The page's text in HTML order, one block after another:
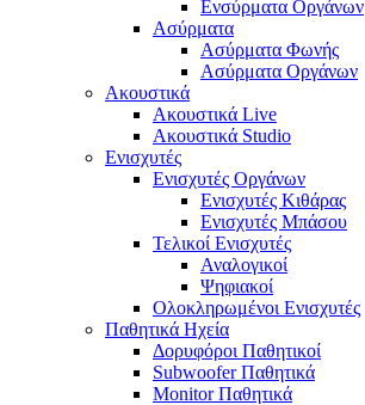
Ενσύρματα Οργάνων
Ασύρματα
Ασύρματα Φωνής
Ασύρματα Οργάνων
Ακουστικά
Ακουστικά Live
Ακουστικά Studio
Ενισχυτές
Ενισχυτές Οργάνων
Ενισχυτές Κιθάρας
Ενισχυτές Μπάσου
Τελικοί Ενισχυτές
Αναλογικοί
Ψηφιακοί
Ολοκληρωμένοι Ενισχυτές
Παθητικά Ηχεία
Δορυφόροι Παθητικοί
Subwoofer Παθητικά
Monitor Παθητικά